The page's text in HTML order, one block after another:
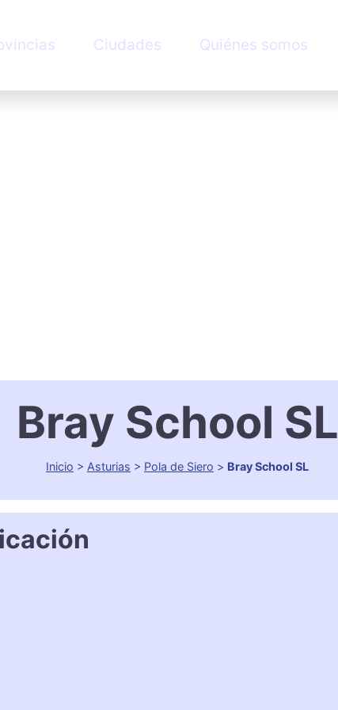
Ciudades Quiénes somos
Bray School SL
Inicio > Asturias > Pola de Siero > Bray School SL